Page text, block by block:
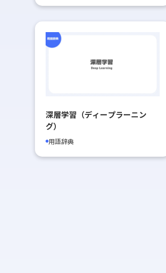
深層学習（ディープラーニン
グ）
用語辞典